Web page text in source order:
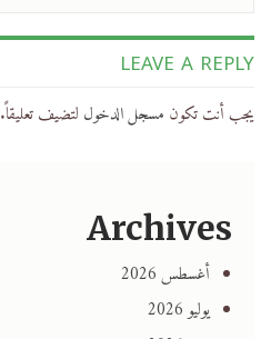
LEAVE A REPLY
يجب أنت تكون مسجل الدخول لتضيف تعليقاً.
Archives
أغسطس 2026
يوليو 2026